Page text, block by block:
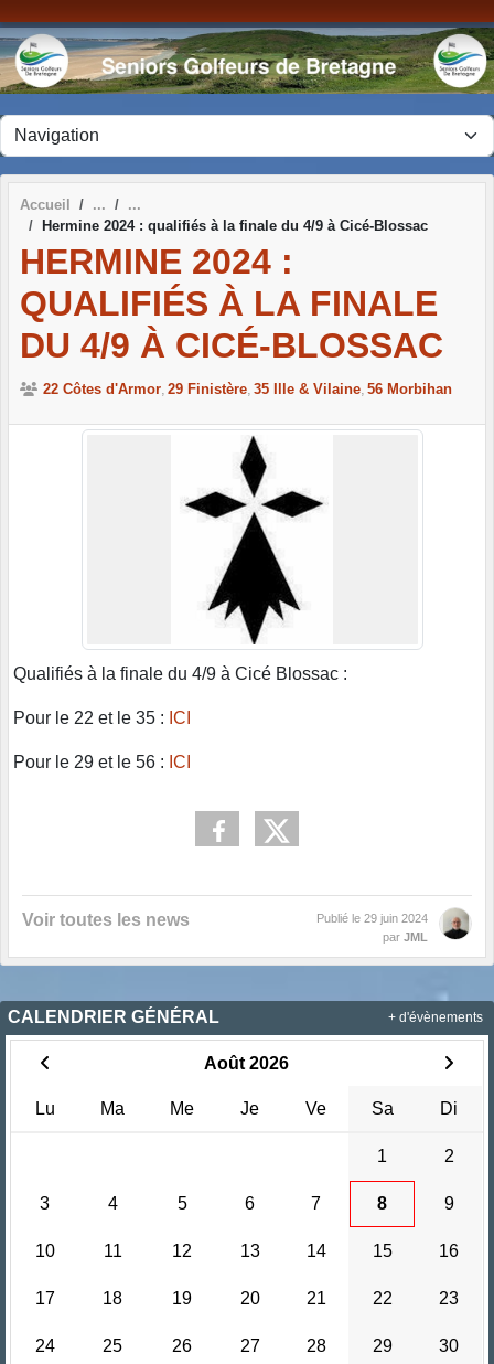
Accueil
Hermine 2024 : qualifiés à la finale du 4/9 à Cicé-Blossac
HERMINE 2024 :
QUALIFIÉS À LA FINALE
DU 4/9 À CICÉ-BLOSSAC
22 Côtes d'Armor 29 Finistère 35 Ille & Vilaine 56 Morbihan
Qualifiés à la finale du 4/9 à Cicé Blossac :
Pour le 22 et le 35 : ICI
Pour le 29 et le 56 : ICI
Voir toutes les news Publié le 29 juin 2024
par JML
CALENDRIER GÉNÉRAL
Août 2026
Lu Ma Me Je Ve Sa Di
1 2
3 4 5 6 7 8 9
10 11 12 13 14 15 16
17 18 19 20 21 22 23
24 25 26 27 28 29 30
+ d'évènements